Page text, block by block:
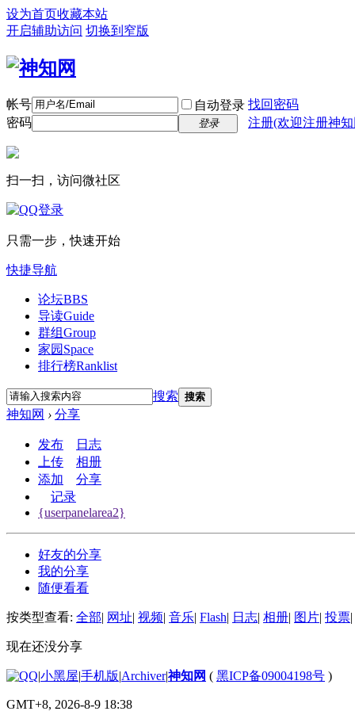
设为首页收藏本站
开启辅助访问 切换到窄版
帐号 自动登录 找回密码
密码
登录 注册(欢迎注册神
扫一扫，访问微社区
只需一步，快速开始
快捷导航
论坛BBS
导读Guide
群组Group
家园 Space
排行榜Ranklist
搜索 搜索
神知网 › 分享
发布
日志
上传
相册
添加
分享
记录
{userpanelarea2}
好友的分享
我的分享
随便看看
按类型查看: 全部| 网址| 视频| 音乐| Flash| 日志| 相册| 图片| 投票|
现在还没分享
|小黑屋|手机版|Archiver|神知网 ( 黑ICP备09004198号 )
GMT+8, 2026-8-9 18:38